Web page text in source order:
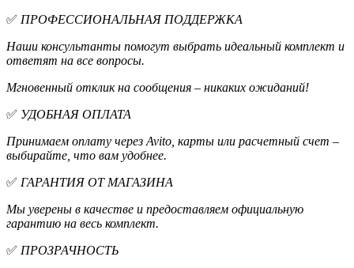
✅ ПРОФЕССИОНАЛЬНАЯ ПОДДЕРЖКА
Наши консультанты помогут выбрать идеальный комплект и
ответят на все вопросы.
Мгновенный отклик на сообщения – никаких ожиданий!
✅ УДОБНАЯ ОПЛАТА
Принимаем оплату через Avito, карты или расчетный счет –
выбирайте, что вам удобнее.
✅ ГАРАНТИЯ ОТ МАГАЗИНА
Мы уверены в качестве и предоставляем официальную
гарантию на весь комплект.
✅ ПРОЗРАЧНОСТЬ